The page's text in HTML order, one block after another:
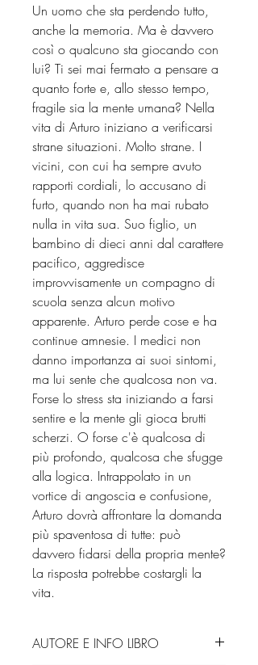
Un uomo che sta perdendo tutto,
anche la memoria. Ma è davvero
così o qualcuno sta giocando con
lui? Ti sei mai fermato a pensare a
quanto forte e, allo stesso tempo,
fragile sia la mente umana? Nella
vita di Arturo iniziano a verificarsi
strane situazioni. Molto strane. I
vicini, con cui ha sempre avuto
rapporti cordiali, lo accusano di
furto, quando non ha mai rubato
nulla in vita sua. Suo figlio, un
bambino di dieci anni dal carattere
pacifico, aggredisce
improvvisamente un compagno di
scuola senza alcun motivo
apparente. Arturo perde cose e ha
continue amnesie. I medici non
danno importanza ai suoi sintomi,
ma lui sente che qualcosa non va.
Forse lo stress sta iniziando a farsi
sentire e la mente gli gioca brutti
scherzi. O forse c'è qualcosa di
più profondo, qualcosa che sfugge
alla logica. Intrappolato in un
vortice di angoscia e confusione,
Arturo dovrà affrontare la domanda
più spaventosa di tutte: può
davvero fidarsi della propria mente?
La risposta potrebbe costargli la
vita.
AUTORE E INFO LIBRO